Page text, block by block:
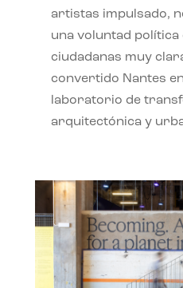
artistas impulsado,
una voluntad
ciudadanas muy
convertido Nantes
laboratorio de
arquitectónica y